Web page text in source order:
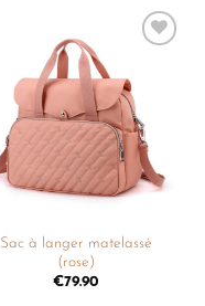
liste de
souhaits
Sac à langer matelassé
(rose)
€79.90